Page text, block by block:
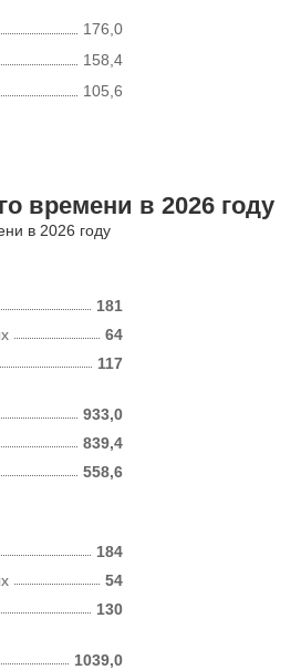
176,0
158,4
105,6
времени в 2026 году
в 2026 году
181
117
64
933,0
839,4
558,6
184
130
54
1039,0